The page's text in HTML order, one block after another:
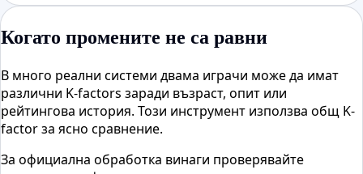
Когато промените не са равни
В много реални системи двама играчи може да имат
различни K-factors заради възраст, опит или
рейтингова история. Този инструмент използва общ K-
factor за ясно сравнение.
За официална обработка винаги проверявайте